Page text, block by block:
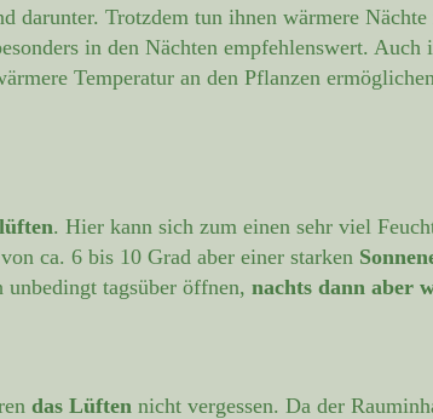
darunter. Trotzdem tun ihnen wärmere
in den Nächten empfehlenswert. Auch
Temperatur an den Pflanzen
. Hier kann sich zum einen sehr viel
ca. 6 bis 10 Grad aber einer starken
tagsüber öffnen, nachts dann aber
das Lüften nicht vergessen. Da der